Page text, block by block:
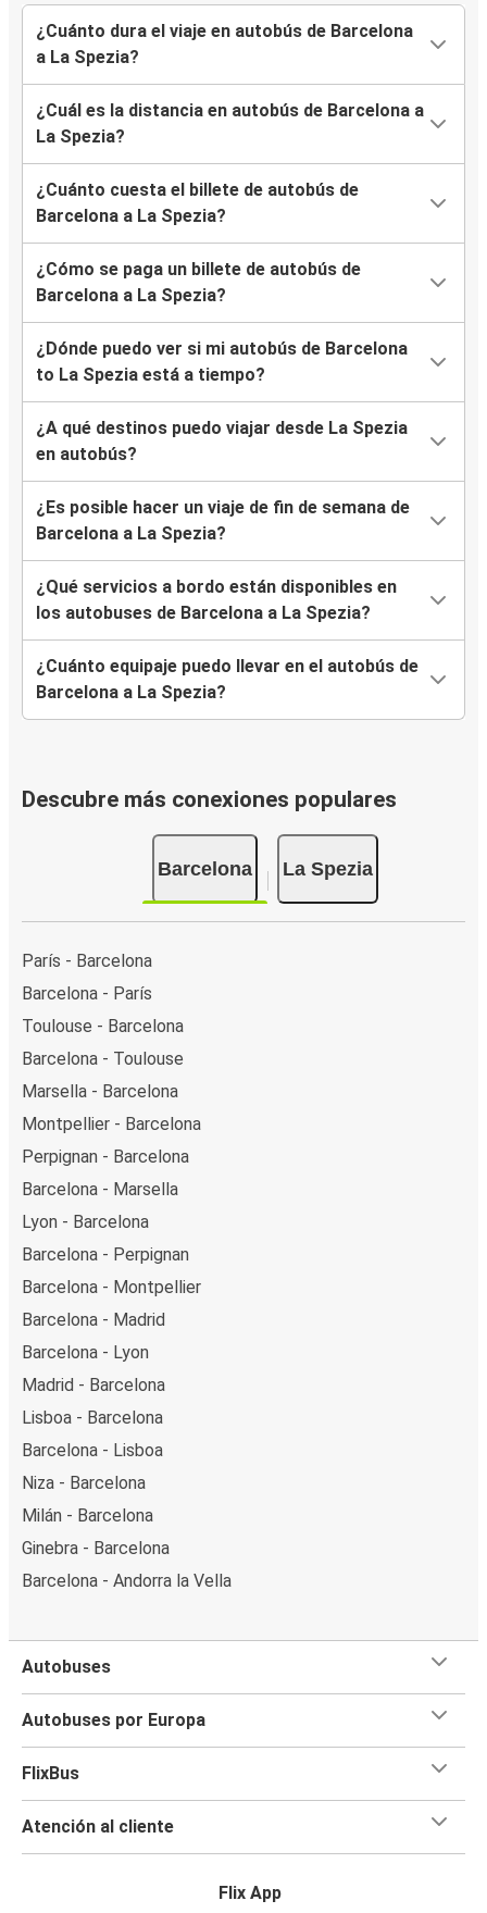
¿Cuánto dura el viaje en autobús de Barcelona
a La Spezia?
¿Cuál es la distancia en autobús de Barcelona a
La Spezia?
¿Cuánto cuesta el billete de autobús de
Barcelona a La Spezia?
¿Cómo se paga un billete de autobús de
Barcelona a La Spezia?
¿Dónde puedo ver si mi autobús de Barcelona
to La Spezia está a tiempo?
¿A qué destinos puedo viajar desde La Spezia
en autobús?
¿Es posible hacer un viaje de fin de semana de
Barcelona a La Spezia?
¿Qué servicios a bordo están disponibles en
los autobuses de Barcelona a La Spezia?
¿Cuánto equipaje puedo llevar en el autobús de
Barcelona a La Spezia?
Descubre más conexiones populares
Barcelona La Spezia
París - Barcelona
Barcelona - París
Toulouse - Barcelona
Barcelona - Toulouse
Marsella - Barcelona
Montpellier - Barcelona
Perpignan - Barcelona
Barcelona - Marsella
Lyon - Barcelona
Barcelona - Perpignan
Barcelona - Montpellier
Barcelona - Madrid
Barcelona - Lyon
Madrid - Barcelona
Lisboa - Barcelona
Barcelona - Lisboa
Niza - Barcelona
Milán - Barcelona
Ginebra - Barcelona
Barcelona - Andorra la Vella
Autobuses
Autobuses por Europa
FlixBus
Atención al cliente
Flix App